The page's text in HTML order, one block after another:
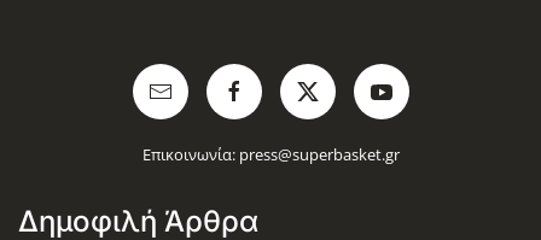
Επικοινωνία: press@superbasket.gr
Δημοφιλή Άρθρα